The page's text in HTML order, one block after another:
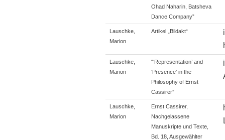
Ohad Naharin, Batsheva
Dance Company”
Lauschke,
Marion
Artikel „Bildakt“
Lauschke,
Marion
“‘Representation’ and
‘Presence’ in the
Philosophy of Ernst
Cassirer”
Lauschke,
Marion
Ernst Cassirer,
Nachgelassene
Manuskripte und Texte,
Bd. 18, Ausgewählter